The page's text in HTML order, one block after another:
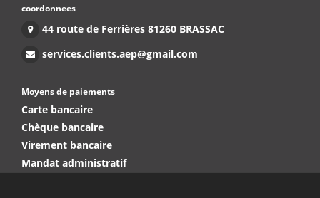
coordonnees
44 route de Ferrières 81260 BRASSAC
services.clients.aep@gmail.com
Moyens de paiements
Carte bancaire
Chèque bancaire
Virement bancaire
Mandat administratif